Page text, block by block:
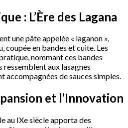
: L’Ère des Lagana
une pâte appelée « laganon »,
coupée en bandes et cuite. Les
nommant ces bandes
ressemblent aux lasagnes
accompagnées de sauces simples.
et l’Innovation
au IXe siècle apporta des